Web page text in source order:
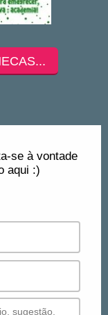
se à vontade
aqui :)